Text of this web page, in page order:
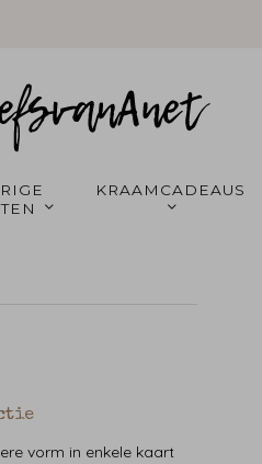
vorm in enkele kaart